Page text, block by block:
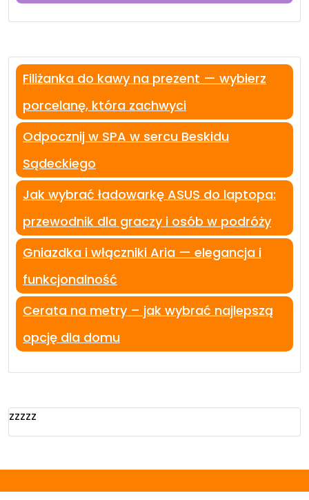
Filiżanka do kawy na prezent — wybierz
porcelanę, która zachwyci
Odpocznij w SPA w sercu Beskidu
Sądeckiego
Jak wybrać ładowarkę ASUS do laptopa:
przewodnik dla graczy i osób w podróży
Gniazdka i włączniki Aria — elegancja i
funkcjonalność
Cerata na metry – jak wybrać najlepszą
opcję dla domu
zzzzz